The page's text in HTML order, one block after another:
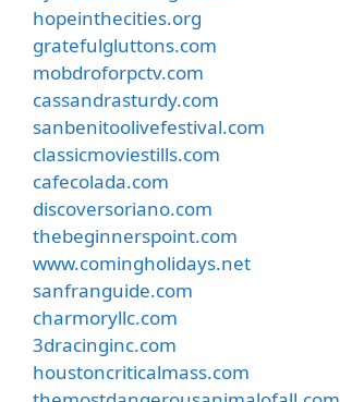
hopeinthecities.org
gratefulgluttons.com
mobdroforpctv.com
cassandrasturdy.com
sanbenitoolivefestival.com
classicmoviestills.com
cafecolada.com
discoversoriano.com
thebeginnerspoint.com
www.comingholidays.net
sanfranguide.com
charmoryllc.com
3dracinginc.com
houstoncriticalmass.com